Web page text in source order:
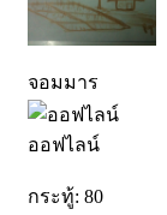
จอมมาร
ออฟไลน์
กระทู้: 80